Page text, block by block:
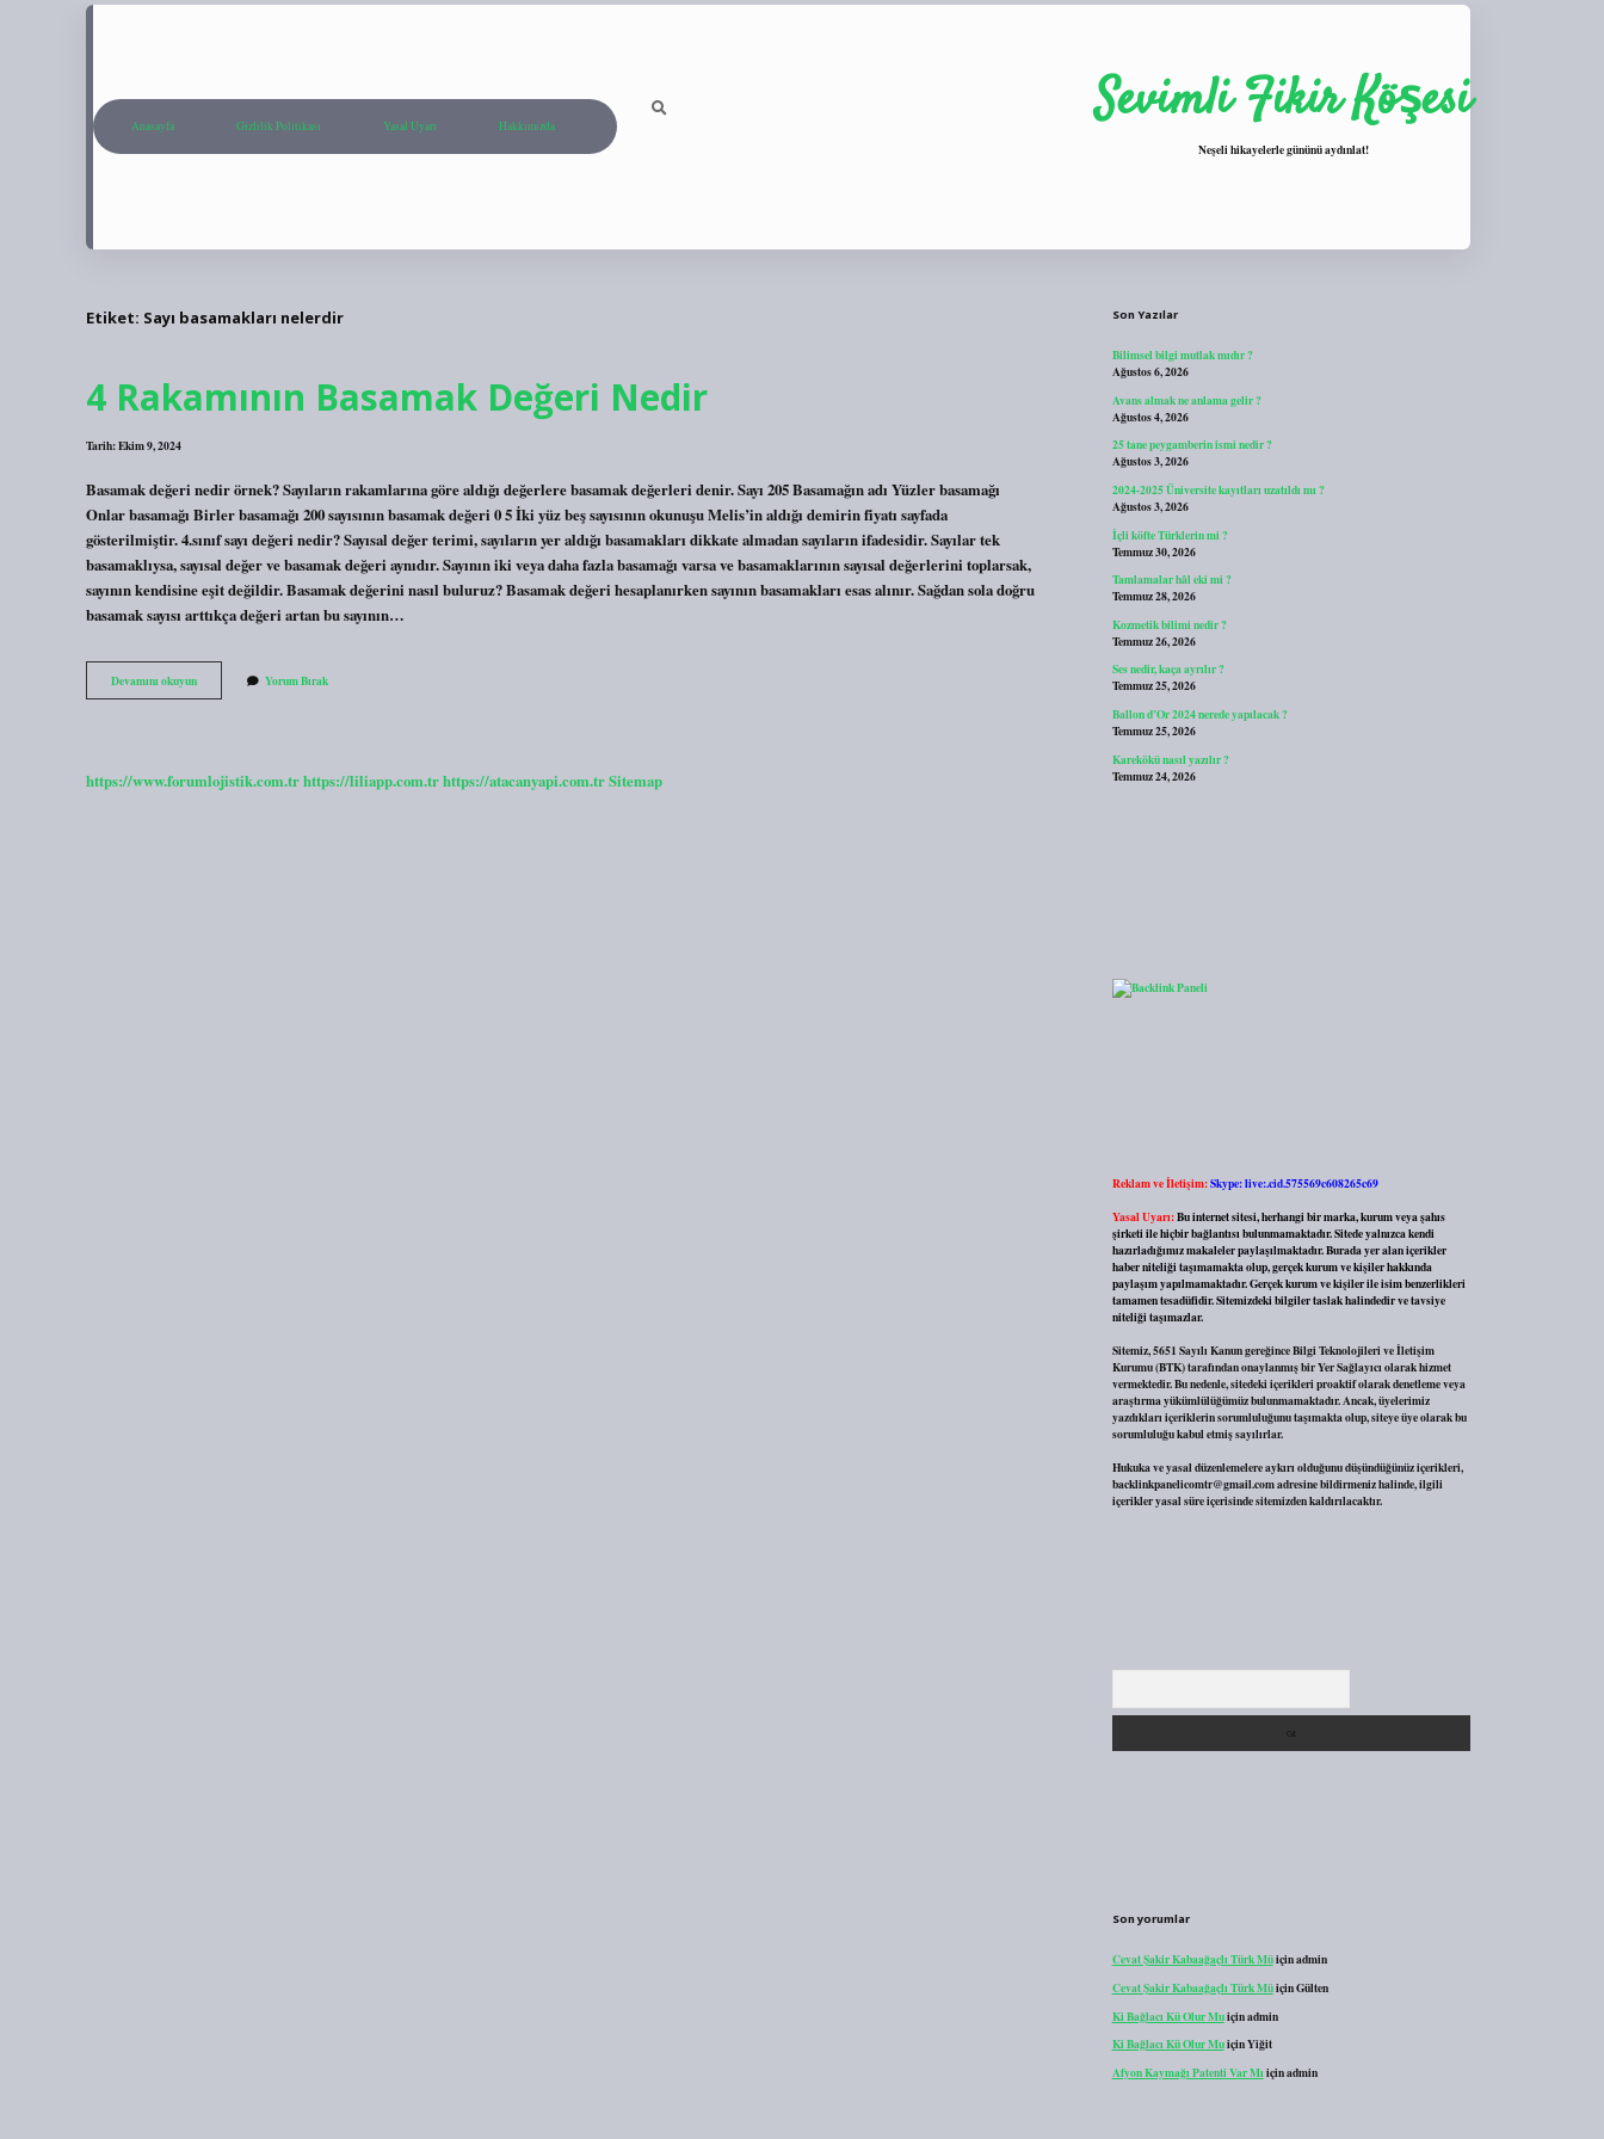
Anasayfa Gizlilik Politikası Yasal Uyarı Hakkımızda Sevimli Fikir Köşesi
Neşeli hikayelerle gününü aydınlat!
Etiket: Sayı basamakları nelerdir
4 Rakamının Basamak Değeri Nedir
Tarih: Ekim 9, 2024
Basamak değeri nedir örnek? Sayıların rakamlarına göre aldığı değerlere basamak değerleri denir. Sayı 205 Basamağın adı Yüzler basamağı
Onlar basamağı Birler basamağı 200 sayısının basamak değeri 0 5 İki yüz beş sayısının okunuşu Melis’in aldığı demirin fiyatı sayfada
gösterilmiştir. 4.sınıf sayı değeri nedir? Sayısal değer terimi, sayıların yer aldığı basamakları dikkate almadan sayıların ifadesidir. Sayılar tek
basamaklıysa, sayısal değer ve basamak değeri aynıdır. Sayının iki veya daha fazla basamağı varsa ve basamaklarının sayısal değerlerini toplarsak,
sayının kendisine eşit değildir. Basamak değerini nasıl buluruz? Basamak değeri hesaplanırken sayının basamakları esas alınır. Sağdan sola doğru
basamak sayısı arttıkça değeri artan bu sayının…
Devamını okuyun4
Rakamının
Yorum Bırak
https://www.forumlojistik.com.trhttps://liliapp.com.trhttps://atacanyapi.com.trSitemap
Son Yazılar
Bilimsel bilgi mutlak mıdır ?
Ağustos 6, 2026
Avans almak ne anlama gelir ?
Ağustos 4, 2026
25 tane peygamberin ismi nedir ?
Ağustos 3, 2026
2024-2025 Üniversite kayıtları uzatıldı mı ?
Ağustos 3, 2026
İçli köfte Türklerin mi ?
Temmuz 30, 2026
Tamlamalar hâl eki mi ?
Temmuz 28, 2026
Kozmetik bilimi nedir ?
Temmuz 26, 2026
Ses nedir, kaça ayrılır ?
Temmuz 25, 2026
Ballon d’Or 2024 nerede yapılacak ?
Temmuz 25, 2026
Karekökü nasıl yazılır ?
Temmuz 24, 2026
Reklam ve İletişim:Skype: live:.cid.575569c608265c69
Yasal Uyarı:Bu internet sitesi, herhangi bir marka, kurum veya şahıs
şirketi ile hiçbir bağlantısı bulunmamaktadır. Sitede yalnızca kendi
hazırladığımız makaleler paylaşılmaktadır. Burada yer alan içerikler
haber niteliği taşımamakta olup, gerçek kurum ve kişiler hakkında
paylaşım yapılmamaktadır. Gerçek kurum ve kişiler ile isim benzerlikleri
tamamen tesadüfidir. Sitemizdeki bilgiler taslak halindedir ve tavsiye
niteliği taşımazlar.
Sitemiz, 5651 Sayılı Kanun gereğince Bilgi Teknolojileri ve İletişim
Kurumu (BTK) tarafından onaylanmış bir Yer Sağlayıcı olarak hizmet
vermektedir. Bu nedenle, sitedeki içerikleri proaktif olarak denetleme veya
araştırma yükümlülüğümüz bulunmamaktadır. Ancak, üyelerimiz
yazdıkları içeriklerin sorumluluğunu taşımakta olup, siteye üye olarak bu
sorumluluğu kabul etmiş sayılırlar.
Hukuka ve yasal düzenlemelere aykırı olduğunu düşündüğünüz içerikleri,
backlinkpanelicomtr@gmail.comadresine bildirmeniz halinde, ilgili
içerikler yasal süre içerisinde sitemizden kaldırılacaktır.
Son yorumlar
Cevat Şakir Kabaağaçlı Türk Müiçinadmin
Cevat Şakir Kabaağaçlı Türk MüiçinGülten
Ki Bağlacı Kü Olur Muiçinadmin
Ki Bağlacı Kü Olur MuiçinYiğit
Afyon Kaymağı Patenti Var Mıiçinadmin